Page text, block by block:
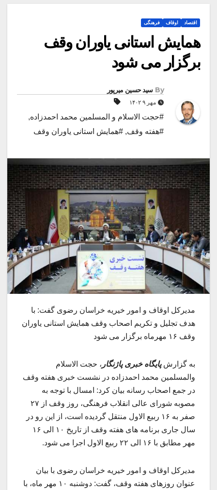
اقتصاد اوقاف فرهنگی
همایش استانی یاوران وقف
برگزار می شود
By سید حسین میرپور
مهر ۹ ۱۴۰۲
#حجت الاسلام و المسلمین محمد احمدزاده,
#هفته وقف, #همایش استانی یاوران وقف
مدیرکل اوقاف و امور خیریه خراسان رضوی گفت: با
هدف تجلیل و تکریم اصحاب وقف همایش استانی یاوران
وقف ۱۶ مهرماه برگزار می شود
به گزارشپایگاه خبری پاژنگار ، حجت الاسلام
والمسلمین محمد احمدزاده در نشست خبری هفته وقف
در جمع اصحاب رسانه بیان کرد: امسال با توجه به
مصوبه شورای عالی انقلاب فرهنگی، روز وقف از ۲۷
صفر به ۱۶ ربیع الاول منتقل گردیده است، از این رو در
سال جاری برنامه های هفته وقف از تاریخ ۱۰ الی ۱۶
مهر مطابق با ۱۶ الی ۲۲ ربیع الاول اجرا می شود.
مدیرکل اوقاف و امور خیریه خراسان رضوی با بیان
عنوان روزهای هفته وقف، گفت: دوشنبه ۱۰ مهر ماه، با